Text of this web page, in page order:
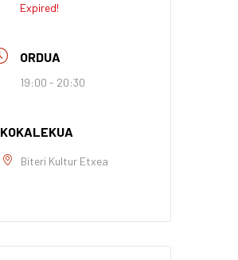
Expired!
ORDUA
19:00 - 20:30
KOKALEKUA
Biteri Kultur Etxea